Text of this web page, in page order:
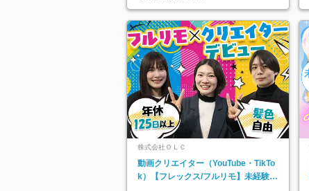
株式会社ＯＬＣ
動画クリエイター（YouTube・TikTo
k）【フレックス/フルリモ】未経験O